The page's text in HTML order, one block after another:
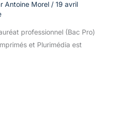
Antoine Morel / 19 avril
professionnel (Bac Pro)
et Plurimédia est